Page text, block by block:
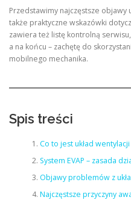
Przedstawimy najczęstsze objawy
także praktyczne wskazówki
zawiera też listę kontrolną
a na końcu – zachętę do
mobilnego mechanika.
Spis treści
Co to jest układ
System EVAP – zasada
Objawy problemów z
Najczęstsze przyczyny